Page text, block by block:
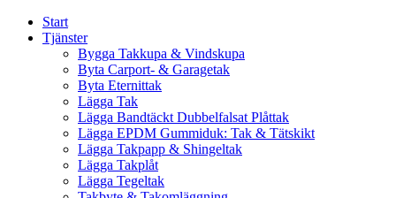
Start
Tjänster
Bygga Takkupa & Vindskupa
Byta Carport- & Garagetak
Byta Eternittak
Lägga Tak
Lägga Bandtäckt Dubbelfalsat Plåttak
Lägga EPDM Gummiduk: Tak & Tätskikt
Lägga Takpapp & Shingeltak
Lägga Takplåt
Lägga Tegeltak